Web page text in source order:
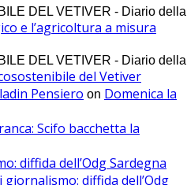
DEL VETIVER - Diario della
e l’agricoltura a misura
DEL VETIVER - Diario della
del Vetiver
Pensiero on Domenica la
Scifo bacchetta la
diffida dell’Odg Sardegna
giornalismo: diffida dell’Odg